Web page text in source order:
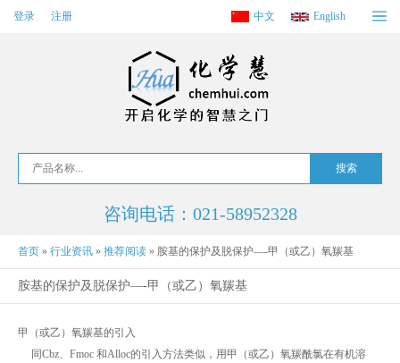
登录 注册 中文 English
咨询电话：021-58952328
首页 » 行业资讯 » 推荐阅读 » 胺基的保护及脱保护—-甲（或乙）氧羰基
胺基的保护及脱保护—-甲（或乙）氧羰基
甲（或乙）氧羰基的引入
同Cbz、Fmoc 和Alloc的引入方法类似，用甲（或乙）氧羰酰氯在有机溶